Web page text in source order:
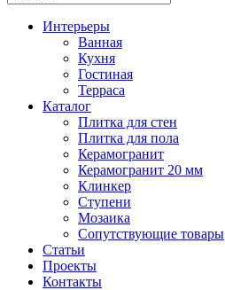
Интерьеры
Ванная
Кухня
Гостиная
Терраса
Каталог
Плитка для стен
Плитка для пола
Керамогранит
Керамогранит 20 мм
Клинкер
Ступени
Мозаика
Сопутствующие товары
Статьи
Проекты
Контакты